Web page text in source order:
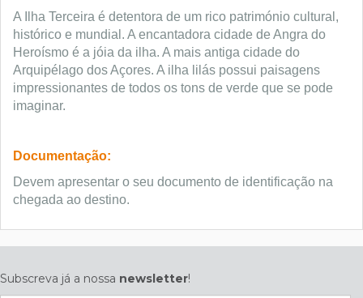
A Ilha Terceira é detentora de um rico património cultural,
histórico e mundial. A encantadora cidade de Angra do
Heroísmo é a jóia da ilha. A mais antiga cidade do
Arquipélago dos Açores. A ilha lilás possui paisagens
impressionantes de todos os tons de verde que se pode
imaginar.
Documentação:
Devem apresentar o seu documento de identificação na
chegada ao destino.
Subscreva já a nossa newsletter!